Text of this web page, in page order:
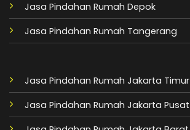
Jasa Pindahan Rumah Depok
Jasa Pindahan Rumah Tangerang
Jasa Pindahan Rumah Jakarta Timur
Jasa Pindahan Rumah Jakarta Pusat